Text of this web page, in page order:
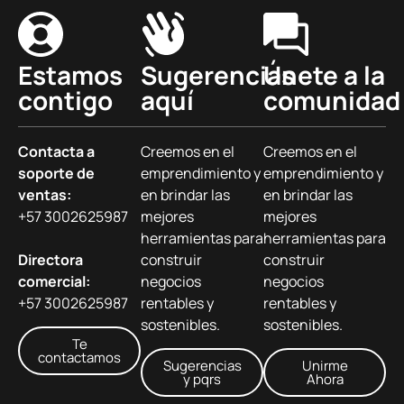
Estamos
contigo
Contacta a
soporte de
ventas:
+57 3002625987
Directora
comercial:
+57 3002625987
Te
contactamos
Sugerencias
aquí
Creemos en el
emprendimiento y
en brindar las
mejores
herramientas para
construir
negocios
rentables y
sostenibles.
Sugerencias
y pqrs
Únete a la
comunidad
Creemos en el
emprendimiento y
en brindar las
mejores
herramientas para
construir
negocios
rentables y
sostenibles.
Unirme
Ahora